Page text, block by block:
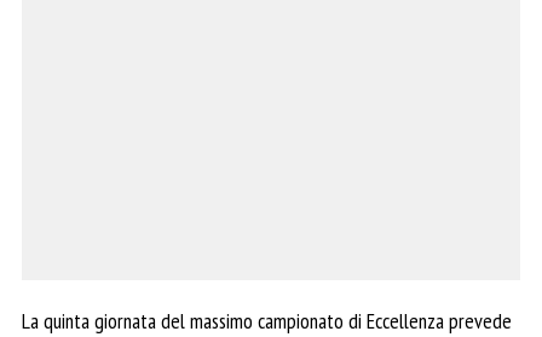
La quinta giornata del massimo campionato di Eccellenza prevede